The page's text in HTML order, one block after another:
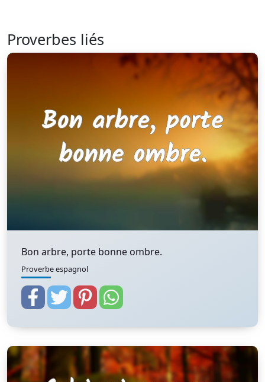
Proverbes liés
Bon arbre, porte bonne ombre.
Proverbe espagnol